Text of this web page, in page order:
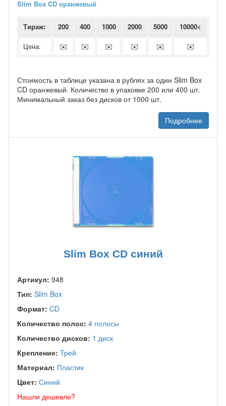
Slim Box CD оранжевый
Тираж: 200 400 1000 2000 5000 10000<
Цена: ✉️ ✉️ ✉️ ✉️ ✉️ ✉️
Стоимость в таблице указана в рублях за один Slim Box
CD оранжевый. Количество в упаковке 200 или 400 шт.
Минимальный заказ без дисков от 1000 шт.
Подробнее
Slim Box CD синий
Артикул: 948
Тип: Slim Box
Формат: CD
Количество полос: 4 полосы
Количество дисков: 1 диск
Крепление: Трей
Материал: Пластик
Цвет: Синий
Нашли дешевле?